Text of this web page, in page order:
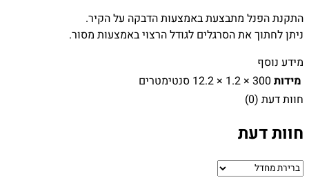
התקנת הפנל מתבצעת באמצעות הדבקה על הקיר.
ניתן לחתוך את הסרגלים לגודל הרצוי באמצעות מסור.
מידע נוסף
מידות300 × 1.2 × 12.2 סנטימטרים
חוות דעת (0)
חוות דעת